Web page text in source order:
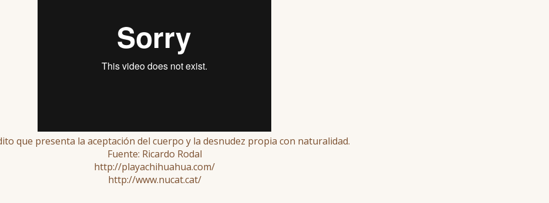
que presenta la aceptación del cuerpo y la desnudez propia con naturalidad.
Fuente: Ricardo Rodal
http://playachihuahua.com/
http://www.nucat.cat/